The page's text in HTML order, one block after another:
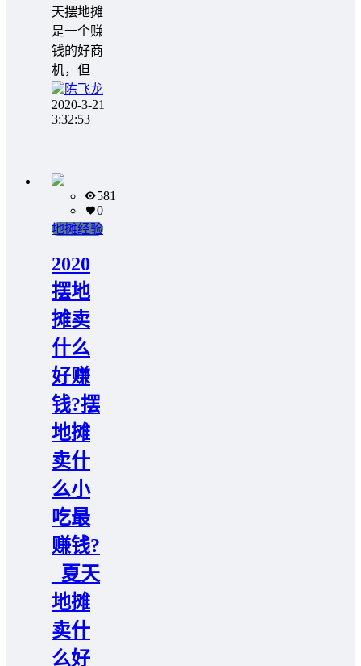
天摆地摊
是一个赚
钱的好商
机，但
陈飞龙
2020-3-21
3:32:53
581
0
地摊经验
2020
摆地
摊卖
什么
好赚
钱?摆
地摊
卖什
么小
吃最
赚钱?
_夏天
地摊
卖什
么好